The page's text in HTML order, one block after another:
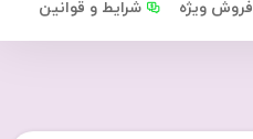
شرایط و قوانین فروش ویژه